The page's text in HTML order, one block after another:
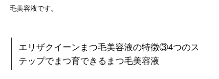
毛美容液です。
エリザクイーンまつ毛美容液の特徴③4つのス
テップでまつ育できるまつ毛美容液